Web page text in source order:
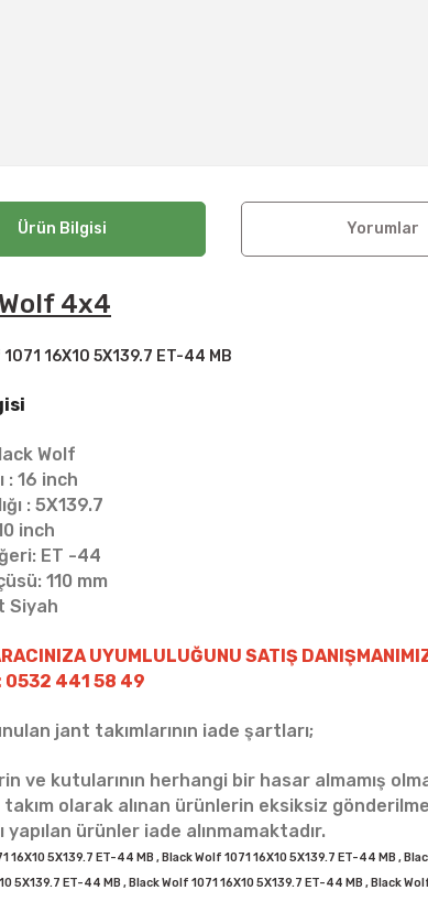
Ürün Bilgisi Yorumlar
4x4
16X10 5X139.7 ET-44 MB
Wolf
: 16 inch
: 5X139.7
inch
ET -44
110 mm
Siyah
UYUMLULUĞUNU SATIŞ
0532 441 58 49
jant takımlarının iade şartları;
ve kutularının herhangi bir hasar almamış
olarak alınan ürünlerin eksiksiz
yapılan ürünler iade alınmamaktadır.
16X10 5X139.7 ET-44 MB , Black Wolf 1071 16X10 5X139.7 ET-44 MB ,
5X139.7 ET-44 MB , Black Wolf 1071 16X10 5X139.7 ET-44 MB , Black